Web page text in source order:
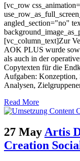
[vc_row
angled_section="no"
[vc_column_text]Zur
AOK PLUS wurde
als auch in der
Copytexten für die
Aufgaben: Konzeption,
Analysen,
Read More
27 May Artis
Creation